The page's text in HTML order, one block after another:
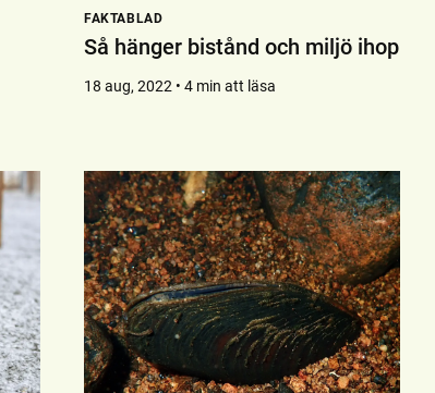
FAKTABLAD
Så hänger bistånd och miljö ihop
18 aug, 2022 • 4 min att läsa